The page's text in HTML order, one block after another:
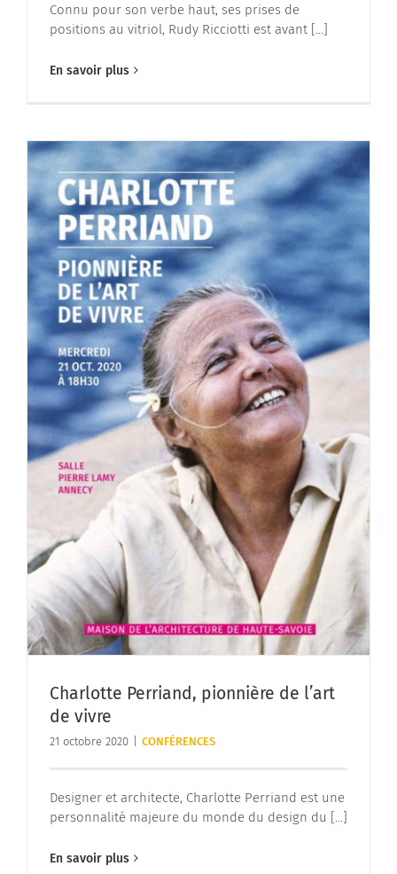
Connu pour son verbe haut, ses prises de
positions au vitriol, Rudy Ricciotti est avant [...]
En savoir plus
Charlotte Perriand, pionnière de l’art
de vivre
21 octobre 2020 CONFÉRENCES
Designer et architecte, Charlotte Perriand est une
personnalité majeure du monde du design du [...]
En savoir plus